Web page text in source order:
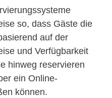
so, dass Gäste die
auf der
und Verfügbarkeit
hinweg reservieren
ein Online-
können.